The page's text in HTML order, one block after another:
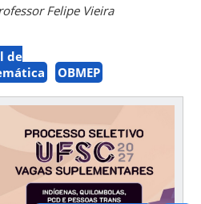
Felipe Vieira
de
OBMEP